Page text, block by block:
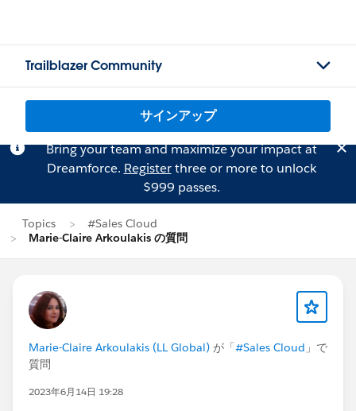
Trailblazer Community
サインアップ
Bring your team and maximize your impact at
Dreamforce. Registerthree or more to unlock
$999 passes.
Topics
#Sales Cloud
Marie-Claire Arkoulakis の質問
Marie-Claire Arkoulakis (LL Global) が「#Sales Cloud 」で
質問
2023年6月14日 19:28